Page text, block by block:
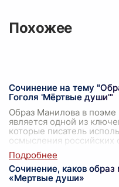
Похожее
Сочинение на тему
Гоголя 'Мёртвые души'"
Образ Манилова в
является одной из
которые писатель
осмысления
Сочинение, каков
«Мертвые души»